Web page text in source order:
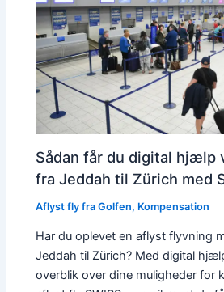
Sådan får du digital hjælp
fra Jeddah til Zürich med
Aflyst fly fra Golfen, Kompensation
Har du oplevet en aflyst flyvning
Jeddah til Zürich? Med digital
overblik over dine muligheder for